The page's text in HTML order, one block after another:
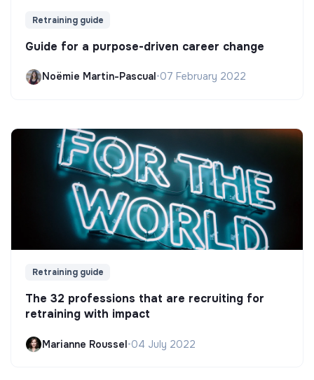
Retraining guide
Guide for a purpose-driven career change
Noëmie Martin-Pascual•07 February 2022
Retraining guide
The 32 professions that are recruiting for
retraining with impact
Marianne Roussel•04 July 2022